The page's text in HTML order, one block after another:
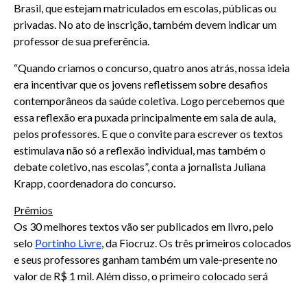
Brasil, que estejam matriculados em escolas, públicas ou
privadas. No ato de inscrição, também devem indicar um
professor de sua preferência.
“Quando criamos o concurso, quatro anos atrás, nossa ideia
era incentivar que os jovens refletissem sobre desafios
contemporâneos da saúde coletiva. Logo percebemos que
essa reflexão era puxada principalmente em sala de aula,
pelos professores. E que o convite para escrever os textos
estimulava não só a reflexão individual, mas também o
debate coletivo, nas escolas”, conta a jornalista Juliana
Krapp, coordenadora do concurso.
Prêmios
Os 30 melhores textos vão ser publicados em livro, pelo
selo Portinho Livre , da Fiocruz. Os três primeiros colocados
e seus professores ganham também um vale-presente no
valor de R$ 1 mil. Além disso, o primeiro colocado será